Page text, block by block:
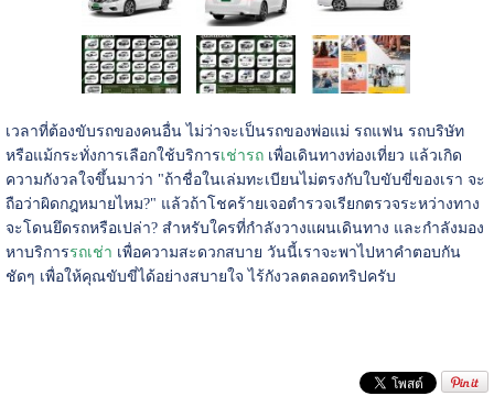
เวลาที่ต้องขับรถของคนอื่น ไม่ว่าจะเป็นรถของพ่อแม่ รถแฟน รถบริษัท
หรือแม้กระทั่งการเลือกใช้บริการเช่ารถ เพื่อเดินทางท่องเที่ยว แล้วเกิด
ความกังวลใจขึ้นมาว่า "ถ้าชื่อในเล่มทะเบียนไม่ตรงกับใบขับขี่ของเรา จะ
ถือว่าผิดกฎหมายไหม?" แล้วถ้าโชคร้ายเจอตำรวจเรียกตรวจระหว่างทาง
จะโดนยึดรถหรือเปล่า? สำหรับใครที่กำลังวางแผนเดินทาง และกำลังมอง
หาบริการรถเช่า เพื่อความสะดวกสบาย วันนี้เราจะพาไปหาคำตอบกัน
ชัดๆ เพื่อให้คุณขับขี่ได้อย่างสบายใจ ไร้กังวลตลอดทริปครับ